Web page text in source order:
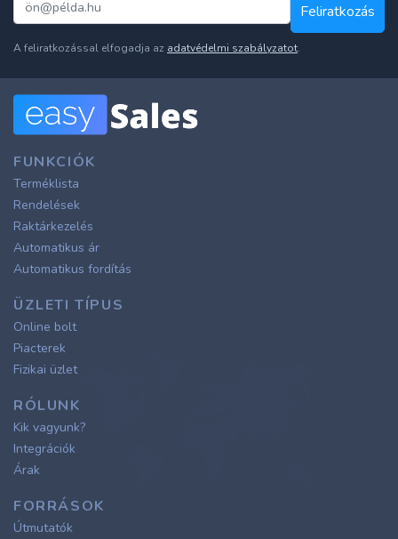
Feliratkozás
A feliratkozással elfogadja az adatvédelmi szabályzatot.
FUNKCIÓK
Terméklista
Rendelések
Raktárkezelés
Automatikus ár
Automatikus fordítás
ÜZLETI TÍPUS
Online bolt
Piacterek
Fizikai üzlet
RÓLUNK
Kik vagyunk?
Integrációk
Árak
FORRÁSOK
Útmutatók